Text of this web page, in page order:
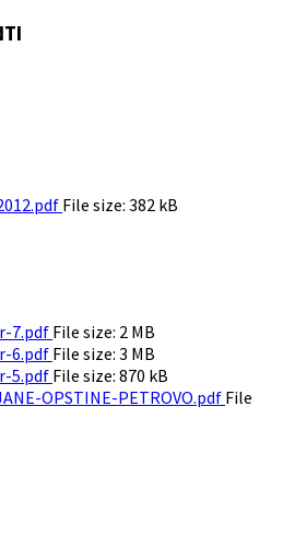
File size: 382 kB
7.pdfFile size: 2 MB
6.pdfFile size: 3 MB
5.pdfFile size: 870 kB
OPSTINE-PETROVO.pdf File